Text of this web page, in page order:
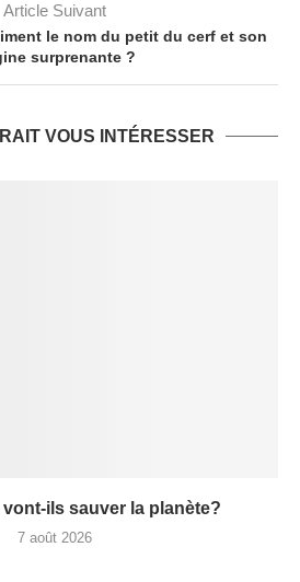
Article Suivant
le nom du petit du cerf et son
surprenante ?
VOUS INTÉRESSER
ils sauver la planète?
7 août 2026